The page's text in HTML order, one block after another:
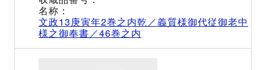
文政13庚寅年2巻之内乾／義質様御代従御老中
様之御奉書／46巻之内